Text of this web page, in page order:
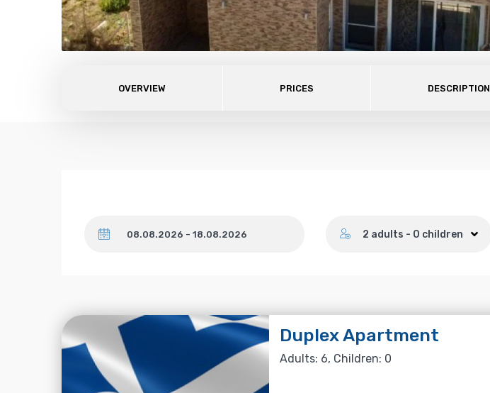
OVERVIEW PRICES DESCRIPTION
2 adults - 0 children
Duplex Apartment
Adults: 6, Children: 0